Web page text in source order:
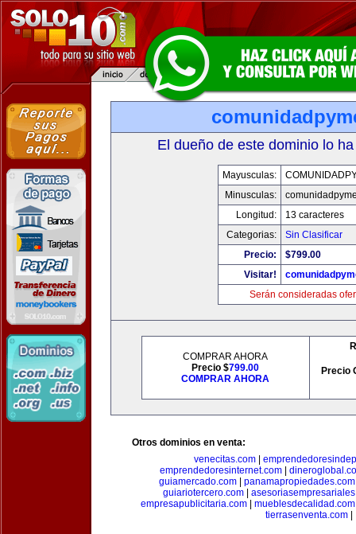
El dueño de este dominio lo
Mayusculas:
Minusculas:
Longitud:
13 caracteres
Categorias:
Sin Clasificar
Precio:
$799.00
Visitar!
Serán consideradas
COMPRAR AHORA
Precio $799.00
COMPRAR AHORA
Precio
Otros dominios en venta:
venecitas.com|
emprendedoresinternet.com
guiamercado.com| panamapropiedades.com
guiariotercero.com|
empresapublicitaria.com| mueblesdecalidad.com
tierrasenventa.com